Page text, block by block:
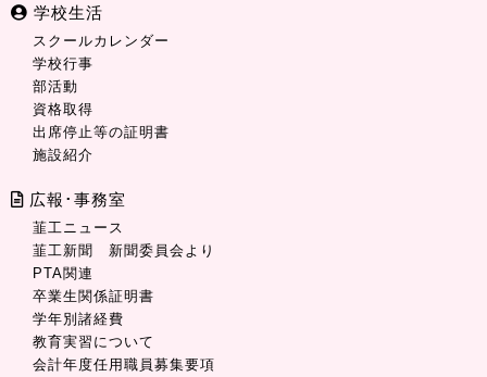
学校生活
スクールカレンダー
学校行事
部活動
資格取得
出席停止等の証明書
施設紹介
広報･事務室
韮工ニュース
韮工新聞 新聞委員会より
PTA関連
卒業生関係証明書
学年別諸経費
教育実習について
会計年度任用職員募集要項